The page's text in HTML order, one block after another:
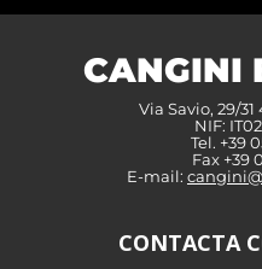
CANGINI
Via Savio, 29/31
NIF:
Tel. +39
Fax +39
E-mail:
CONTACTA